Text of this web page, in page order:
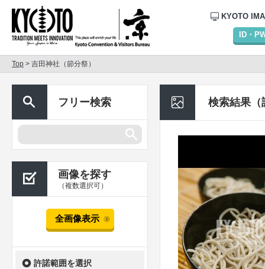
KYOTO
ID・
Top > 吉田神社（節分祭）
フリー検索
画像を探す
（複数選択可）
全画像表示
許諾範囲を選択
検索結果（